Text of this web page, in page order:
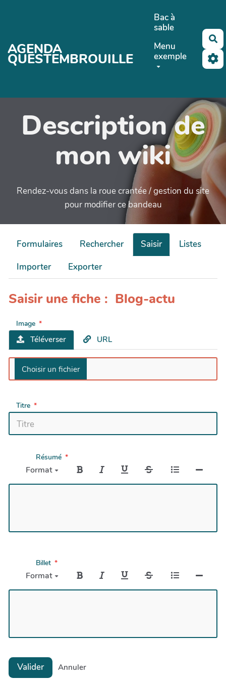
AGENDA
QUESTEMBROUILLE
Bac à
sable
Menu
exemple
Description de
mon wiki
Rendez-vous dans la roue crantée / gestion du site
pour modifier ce bandeau
Formulaires Rechercher Saisir
Listes
Importer
Exporter
Saisir une fiche : Blog-actu
Image
Téléverser URL
Titre
Résumé
Format
Billet
Format
Valider Annuler